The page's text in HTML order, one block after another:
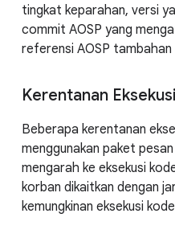
tingkat keparahan, versi
commit AOSP yang
referensi AOSP tambahan
Kerentanan
Beberapa kerentanan
menggunakan paket
mengarah ke eksekusi
korban dikaitkan dengan
kemungkinan eksekusi